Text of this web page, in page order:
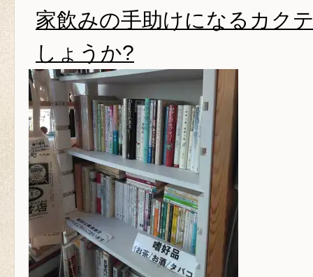
家飲みの手助けになるカク
しょうか?